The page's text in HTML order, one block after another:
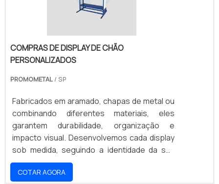
COMPRAS DE DISPLAY DE CHÃO
PERSONALIZADOS
PROMOMETAL / SP
Fabricados em aramado, chapas de metal ou
combinando diferentes materiais, eles
garantem durabilidade, organização e
impacto visual. Desenvolvemos cada display
sob medida, seguindo a identidade da sua
marca e as necessidades do seu projeto.
COTAR AGORA